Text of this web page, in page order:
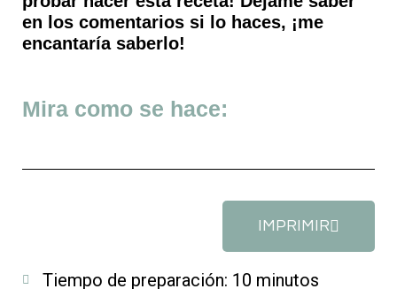
en los comentarios si lo haces, ¡me
encantaría saberlo!
Mira como se hace:
IMPRIMIR
Tiempo de preparación: 10 minutos